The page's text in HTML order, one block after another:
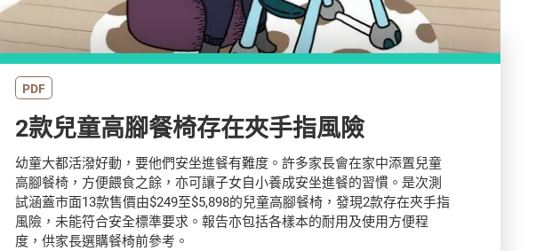
PDF
2款兒童高腳餐椅存在夾手指風險
幼童大都活潑好動，要他們安坐進餐有難度。許多家長會在家中添置兒童
高腳餐椅，方便餵食之餘，亦可讓子女自小養成安坐進餐的習慣。是次測
試涵蓋市面13款售價由$249至$5,898的兒童高腳餐椅，發現2款存在夾手指
風險，未能符合安全標準要求。報告亦包括各樣本的耐用及使用方便程
度，供家長選購餐椅前參考。